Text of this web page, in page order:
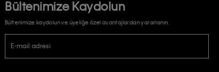
Bültenimize Kaydolun
Bültenimize kaydolun ve üyeliğe özel avantajlardan yararlanın.
E-mail adresi